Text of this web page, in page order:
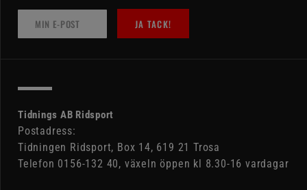
JA TACK!
Tidnings AB Ridsport
Postadress:
Tidningen Ridsport, Box 14, 619 21 Trosa
Telefon 0156-132 40, växeln öppen kl 8.30-16 vardagar